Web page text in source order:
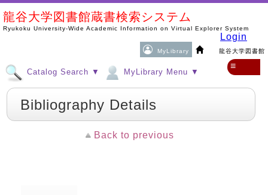
龍谷大学図書館蔵書検索システム
Ryukoku University-Wide Academic Information on Virtual Explorer System
MyLibrary 龍谷大学図書館
Login
Catalog Search ▼ MyLibrary Menu ▼
≡
Bibliography Details
Back to previous